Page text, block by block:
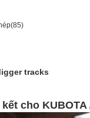
tracks
cho KUBOTA